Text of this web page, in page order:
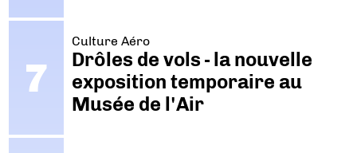
Culture Aéro
Drôles de vols - la nouvelle
exposition temporaire au
Musée de l'Air